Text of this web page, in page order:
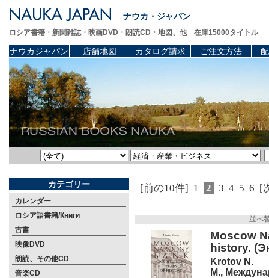
ナウカ・ジャパン
ロシア書籍・新聞雑誌・映画DVD・朗読CD・地図、他 在庫15000タイトル
ナウカジャパン 店舗地図 カタログ請求 ご注文方法
カテゴリー
カレンダー
ロシア語書籍/Книги
古書
映像DVD
朗読、その他CD
音楽CD
[前の10件] 1 2 3 4 5 6 [
並べ
Moscow
history.
Krotov N.
М.,